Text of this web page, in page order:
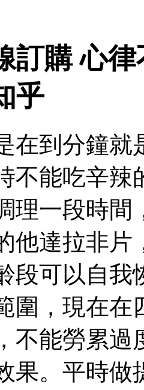
訂購 心
乎
在到分鐘
不能吃辛辣
理一段時
他達拉非
段可以自我
圍，現在在
不能勞累過
果。平時